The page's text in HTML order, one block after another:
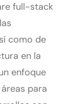
full-stack
como de
en la
enfoque
para